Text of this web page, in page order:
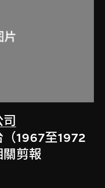
1967至1972
關剪報